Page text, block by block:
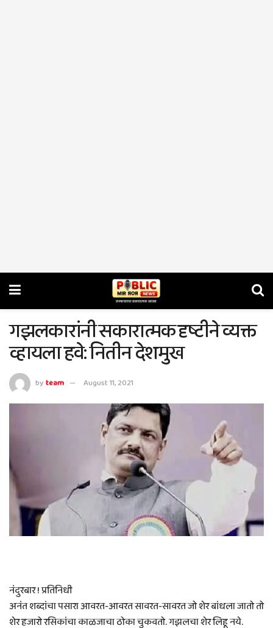
गझलकारांनी सकारात्मक दृष्टीने व्यक्त
व्हायला हवे: नितीन देशमुख
byteam August 11, 2021
नंदुरबार ! प्रतिनिधी
अनंत शब्दांचा पसारा आवरत-आवरत सावरत-सावरत जो शेर बांधला जातो तो
शेर हजारो रसिकांचा काळजाचा ठोका चुकवतो. गझलचा शेर लिहू नये.